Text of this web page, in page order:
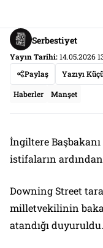
Serbestiyet
Yayın Tarihi:14.05.2026
Paylaş
Yazıyı
Haberler Manşet
İngiltere
istifaların
Downing Street
milletvekilinin
atandığı duyuruldu.